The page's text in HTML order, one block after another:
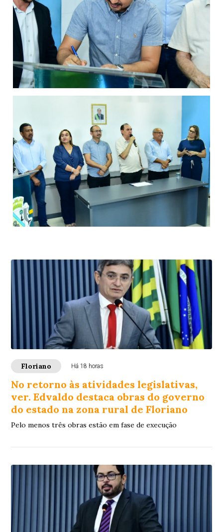
Floriano Há 18 horas
No retorno às atividades legislativas,
ver. Edvaldo destaca obras do governo
do estado na zona rural de Floriano
Pelo menos três obras estão em fase de execução